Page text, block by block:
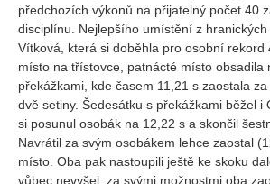
předchozích výkonů na přijatelný počet 40
disciplínu. Nejlepšího umístění z
Vítková, která si doběhla pro osobní rekord
místo na třístovce, patnácté místo obsadila
překážkami, kde časem 11,21 s zaostala
dvě setiny. Šedesátku s překážkami běžel i
si posunul osobák na 12,22 s a skončil
Navrátil za svým osobákem lehce zaostal
místo. Oba pak nastoupili ještě ke skoku
vůbec nevyšel, za svými možnostmi oba